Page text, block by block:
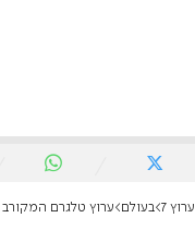
ערוץ 7 בעולם ערוץ טלגרם המקורב